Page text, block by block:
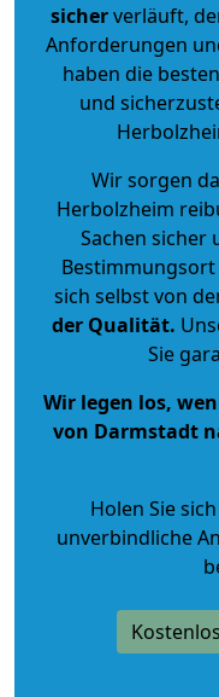
sicherverläuft,
Anforderungen
haben die
und
Wir sorgen
Herbolzheim
Sachen sicher
sich selbst von
der Qualität.
Sie
Wir legen los,
von Darmstadt
Holen Sie
unverbindliche